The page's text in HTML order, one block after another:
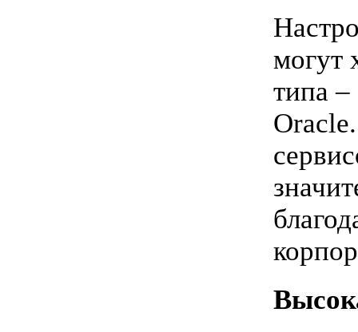
могут
типа